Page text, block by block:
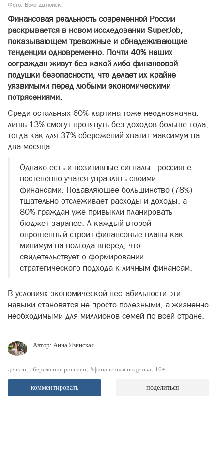
Фото: Вологда-поиск
Финансовая реальность современной России
раскрывается в новом исследовании SuperJob,
показывающем тревожные и обнадеживающие
тенденции одновременно. Почти 40% наших
сограждан живут без какой-либо финансовой
подушки безопасности, что делает их крайне
уязвимыми перед любыми экономическими
потрясениями.
Среди остальных 60% картина тоже неоднозначна:
лишь 13% смогут протянуть без доходов больше года,
тогда как для 37% сбережений хватит максимум на
два месяца.
Однако есть и позитивные сигналы - россияне
постепенно учатся управлять своими
финансами. Подавляющее большинство (78%)
тщательно отслеживает расходы и доходы, а
80% граждан уже привыкли планировать
бюджет заранее. А каждый второй
опрошенный строит финансовые планы как
минимум на полгода вперед, что
свидетельствует о формировании
стратегического подхода к личным финансам.
В условиях экономической нестабильности эти
навыки становятся не просто полезными, а жизненно
необходимыми для миллионов семей по всей стране.
Автор: Анна Язинская
деньги сбережения россиян #финансовая подушка 16+
комментировать поделиться